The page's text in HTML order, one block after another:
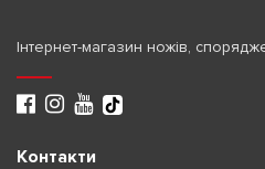
Інтернет-магазин ножів,
Контакти